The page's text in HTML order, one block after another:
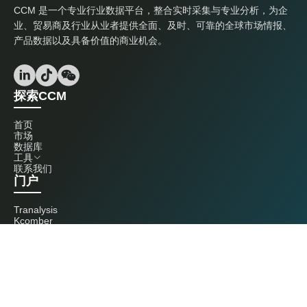
CCM 是一个专业行业数据平台，整合实时采集与专业分析，为企
业、贸易商及行业从业者提供全面、及时、可靠的全球市场情报、
产品数据以及具备价值的商业机会。
探索CCM
首页
市场
数据库
工具
联系我们
门户
Tranalysis
Kcomber